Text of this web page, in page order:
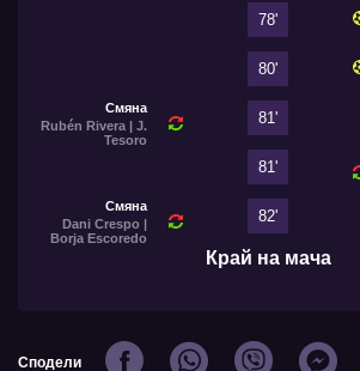
78'
80'
Смяна
Rubén Rivera | J.
Tesoro
81'
81'
Смяна
Dani Crespo |
Borja Escoredo
82'
Край на мача
Сподели